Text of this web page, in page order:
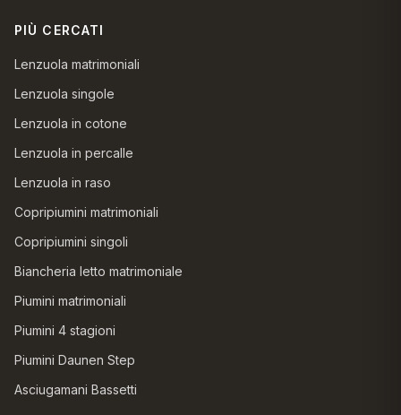
PIÙ CERCATI
Lenzuola matrimoniali
Lenzuola singole
Lenzuola in cotone
Lenzuola in percalle
Lenzuola in raso
Copripiumini matrimoniali
Copripiumini singoli
Biancheria letto matrimoniale
Piumini matrimoniali
Piumini 4 stagioni
Piumini Daunen Step
Asciugamani Bassetti